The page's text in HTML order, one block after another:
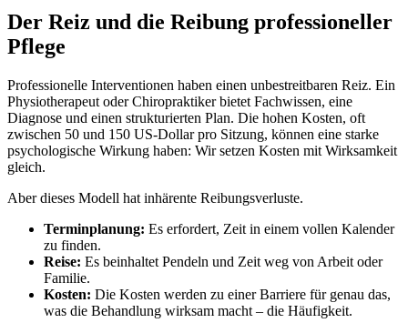
Der Reiz und die Reibung professioneller
Pflege
Professionelle Interventionen haben einen unbestreitbaren Reiz. Ein
Physiotherapeut oder Chiropraktiker bietet Fachwissen, eine
Diagnose und einen strukturierten Plan. Die hohen Kosten, oft
zwischen 50 und 150 US-Dollar pro Sitzung, können eine starke
psychologische Wirkung haben: Wir setzen Kosten mit Wirksamkeit
gleich.
Aber dieses Modell hat inhärente Reibungsverluste.
Terminplanung: Es erfordert, Zeit in einem vollen Kalender
zu finden.
Reise: Es beinhaltet Pendeln und Zeit weg von Arbeit oder
Familie.
Kosten: Die Kosten werden zu einer Barriere für genau das,
was die Behandlung wirksam macht – die Häufigkeit.